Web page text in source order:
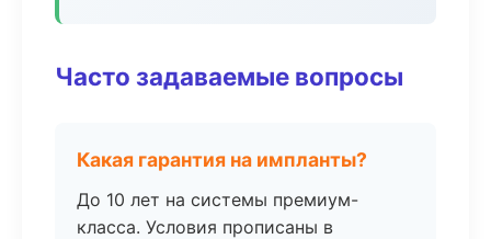
Часто задаваемые вопросы
Какая гарантия на импланты?
До 10 лет на системы премиум-
класса. Условия прописаны в